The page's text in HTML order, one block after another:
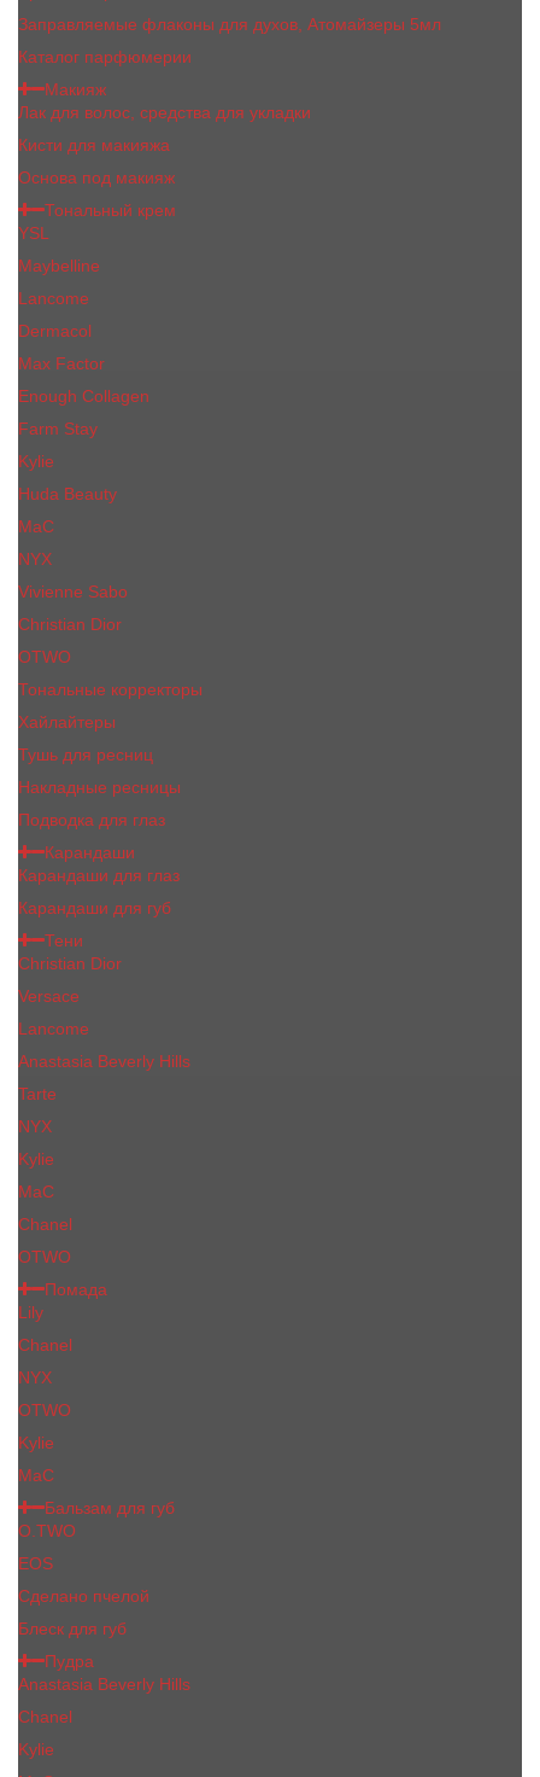
Заправляемые флаконы для духов, Атомайзеры 5мл
Каталог парфюмерии
Макияж
Лак для волос, средства для укладки
Кисти для макияжа
Основа под макияж
Тональный крем
YSL
Maybelline
Lancome
Dermacol
Max Factor
Enough Collagen
Farm Stay
Kylie
Huda Beauty
МаС
NYX
Vivienne Sabo
Сhristiаn Diоr
OTWO
Тональные корректоры
Хайлайтеры
Тушь для ресниц
Накладные ресницы
Подводка для глаз
Карандаши
Карандаши для глаз
Карандаши для губ
Тени
Christian Dior
Versace
Lancome
Anastasia Beverly Hills
Tarte
NYX
Kylie
MaC
Сhanеl
OTWO
Помада
Lily
Chanel
NYX
OTWO
Kylie
МаС
Бальзам для губ
O.TWO
EOS
Сделано пчелой
Блеск для губ
Пудра
Anastasia Beverly Hills
Chanel
Kylie